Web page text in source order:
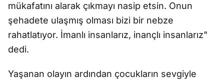
mükafatını alarak çıkmayı nasip etsin. Onun
şehadete ulaşmış olması bizi bir nebze
rahatlatıyor. İmanlı insanlarız, inançlı insanlarız"
dedi.
Yaşanan olayın ardından çocukların sevgiyle